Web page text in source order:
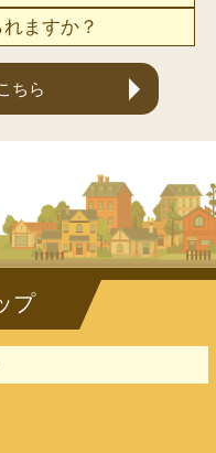
ますか？
ちら